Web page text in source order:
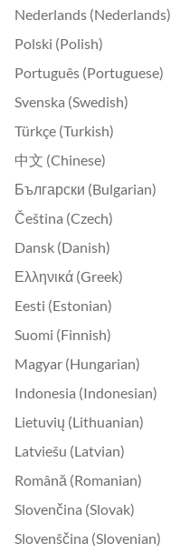
Nederlands (Nederlands)
Polski (Polish)
Português (Portuguese)
Svenska (Swedish)
Türkçe (Turkish)
中文 (Chinese)
Български (Bulgarian)
Čeština (Czech)
Dansk (Danish)
Ελληνικά (Greek)
Eesti (Estonian)
Suomi (Finnish)
Magyar (Hungarian)
Indonesia (Indonesian)
Lietuvių (Lithuanian)
Latviešu (Latvian)
Română (Romanian)
Slovenčina (Slovak)
Slovenščina (Slovenian)